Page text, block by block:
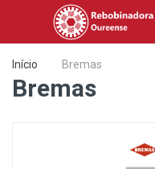
Início Bremas
Bremas